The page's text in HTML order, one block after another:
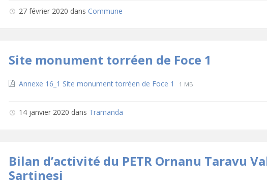
27 février 2020 dans Commune
Site monument torréen de Foce 1
Téléchargements
Annexe 16_1 Site monument torréen de Foce 1
File
File
1 MB
14 janvier 2020 dans Tramanda
Bilan d’activité du PETR Ornanu Taravu
Sartinesi